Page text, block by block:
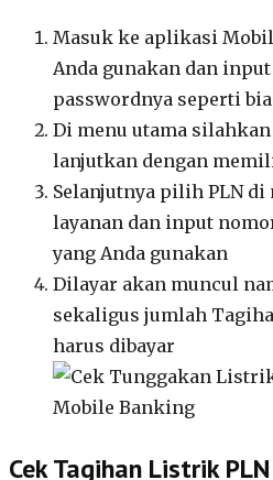
Masuk ke aplikasi
Anda gunakan dan
passwordnya seperti
Di menu utama
lanjutkan dengan
Selanjutnya pilih PLN di
layanan dan input
yang Anda gunakan
Dilayar akan muncul
sekaligus jumlah
harus dibayar
Cek Tagihan Listrik